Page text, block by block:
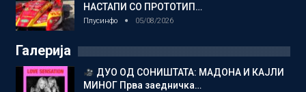
НАСТАПИ СО ПРОТОТИП…
Плусинфо 05/08/2026
Галерија
ДУО ОД СОНИШТАТА: МАДОНА И КАЈЛИ
МИНОГ Прва заедничка…